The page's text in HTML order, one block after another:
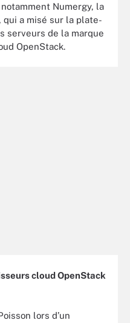
Numergy, la
a misé sur la plate-
serveurs de la marque
OpenStack.
cloud OpenStack
lors d’un